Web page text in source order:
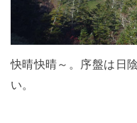
快晴快晴～。序盤は日
い。